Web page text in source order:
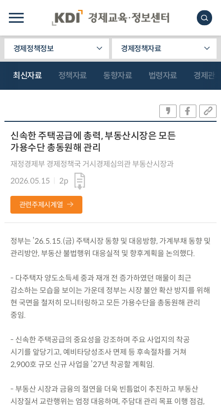
경제정책정보 경제정책자료
최신자료 정책자료 동향자료 법령자료 경제관
신속한 주택공급에 총력, 부동산시장은 모든
가용수단 총동원해 관리
재정경제부 경제정책국 거시경제심의관 부동산시장과
2026.05.15
2p
관련주제시계열
정부는 ’26.5.15.(금) 주택시장 동향 및 대응방향, 가계부채 동향 및
관리방안, 부동산 불법행위 대응실적 및 향후계획을 논의했다.
- 다주택자 양도소득세 중과 재개 전 증가하였던 매물이 최근
감소하는 모습을 보이는 가운데 정부는 시장 불안 확산 방지를 위해
현 국면을 철저히 모니터링하고 모든 가용수단을 총동원해 관리
중임.
- 신속한 주택공급의 중요성을 강조하며 주요 사업지의 착공
시기를 앞당기고, 예비타당성조사 면제 등 후속절차를 거쳐
2,900호 규모 신규 사업을 ’27년 착공할 계획임.
- 부동산 시장과 금융의 절연을 더욱 빈틈없이 추진하고 부동산
시장질서 교란행위는 엄정 대응하며, 주담대 관리 목표 이행 점검,